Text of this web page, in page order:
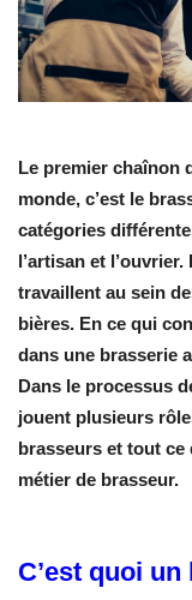
Le premier chaînon
monde, c’est le
catégories
l’artisan et
travaillent au sein
bières. En ce qui
dans une brasserie
Dans le processus
jouent plusieurs
brasseurs et tout ce
métier de brasseur.
C’est quoi